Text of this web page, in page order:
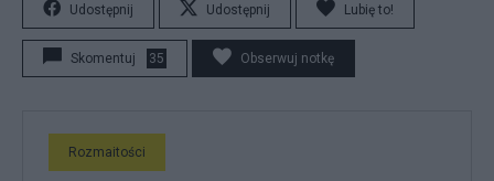
Udostępnij Udostępnij Lubię to!
Skomentuj 35 Obserwuj notkę
Rozmaitości